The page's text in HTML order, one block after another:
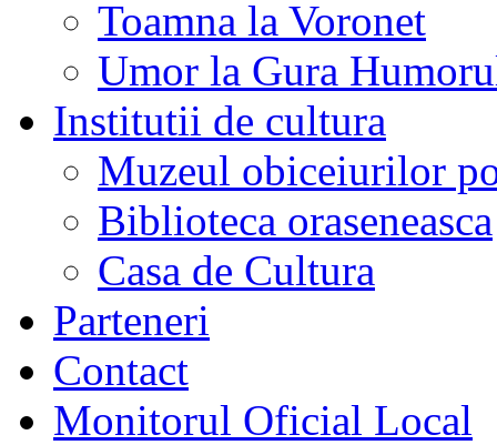
Toamna la Voronet
Umor la Gura
Institutii de cultura
Muzeul obiceiurilor
Biblioteca oraseneasca
Casa de Cultura
Parteneri
Contact
Monitorul Oficial Local